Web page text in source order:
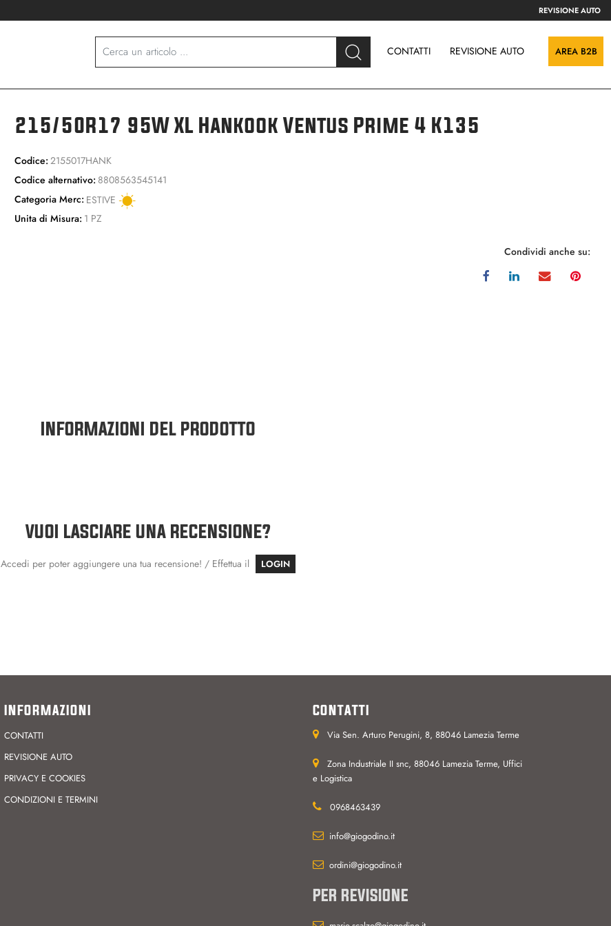
REVISIONE AUTO
CONTATTI REVISIONE AUTO AREA B2B
215/50R17 95W XL Hankook Ventus Prime 4 K135
Codice: 2155017HANK
Codice alternativo: 8808563545141
Categoria Merc: ESTIVE
Unita di Misura: 1 PZ
Condividi anche su:
INFORMAZIONI DEL PRODOTTO
VUOI LASCIARE UNA RECENSIONE?
Accedi per poter aggiungere una tua recensione! / Effettua il LOGIN
INFORMAZIONI
CONTATTI
REVISIONE AUTO
PRIVACY E COOKIES
CONDIZIONI E TERMINI
CONTATTI
Via Sen. Arturo Perugini, 8, 88046 Lamezia Terme
Zona Industriale II snc, 88046 Lamezia Terme, Uffici
e Logistica
0968463439
info@giogodino.it
ordini@giogodino.it
PER REVISIONE